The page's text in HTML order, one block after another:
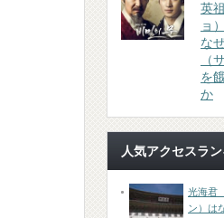
英
ョ
な
（
を
か
人気アクセスラ
光海君
ン）は